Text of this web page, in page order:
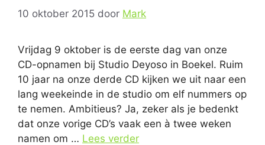
10 oktober 2015 door Mark
Vrijdag 9 oktober is de eerste dag van onze
CD-opnamen bij Studio Deyoso in Boekel. Ruim
10 jaar na onze derde CD kijken we uit naar een
lang weekeinde in de studio om elf nummers op
te nemen. Ambitieus? Ja, zeker als je bedenkt
dat onze vorige CD’s vaak een à twee weken
namen om … Lees verder